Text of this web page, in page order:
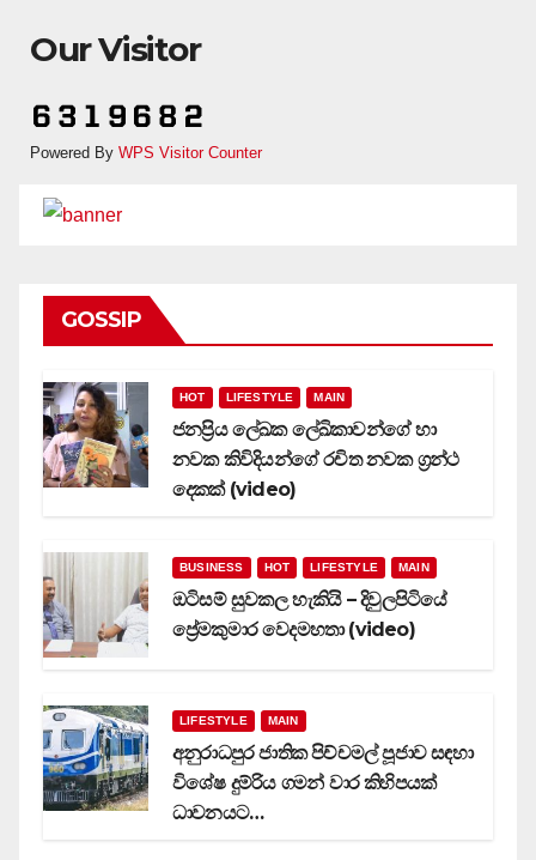
Our Visitor
Powered By WPS Visitor Counter
GOSSIP
HOT LIFESTYLE MAIN
ජනප්‍රිය ලේඛක ලේඛිකාවන්ගේ හා
නවක කිවිදියන්ගේ රචිත නවක ග්‍රන්ථ
දෙකක් (video)
BUSINESS HOT LIFESTYLE MAIN
ඔටිසම් සුවකල හැකියි – දිවුලපිටියේ
ප්‍රේමකුමාර වෙදමහතා (video)
LIFESTYLE MAIN
අනුරාධපුර ජාතික පිච්චමල් පූජාව සඳහා
විශේෂ දුම්රිය ගමන් වාර කිහිපයක්
ධාවනයට…